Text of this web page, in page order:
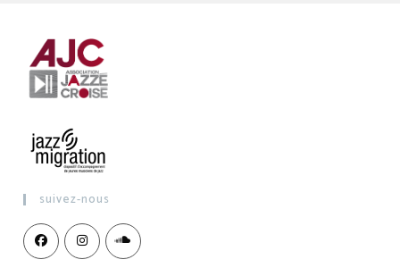
suivez-nous